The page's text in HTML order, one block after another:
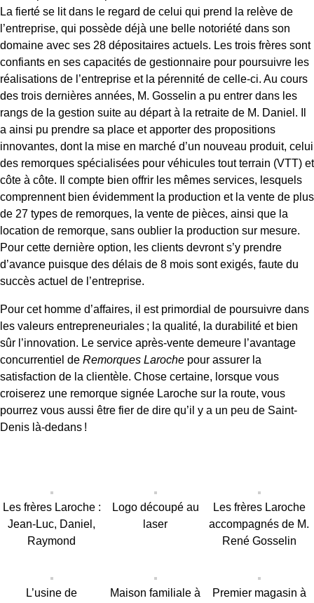
La fierté se lit dans le regard de celui qui prend la relève de
l’entreprise, qui possède déjà une belle notoriété dans son
domaine avec ses 28 dépositaires actuels. Les trois frères sont
confiants en ses capacités de gestionnaire pour poursuivre les
réalisations de l’entreprise et la pérennité de celle-ci. Au cours
des trois dernières années, M. Gosselin a pu entrer dans les
rangs de la gestion suite au départ à la retraite de M. Daniel. Il
a ainsi pu prendre sa place et apporter des propositions
innovantes, dont la mise en marché d’un nouveau produit, celui
des remorques spécialisées pour véhicules tout terrain (VTT) et
côte à côte. Il compte bien offrir les mêmes services, lesquels
comprennent bien évidemment la production et la vente de plus
de 27 types de remorques, la vente de pièces, ainsi que la
location de remorque, sans oublier la production sur mesure.
Pour cette dernière option, les clients devront s’y prendre
d’avance puisque des délais de 8 mois sont exigés, faute du
succès actuel de l’entreprise.
Pour cet homme d’affaires, il est primordial de poursuivre dans
les valeurs entrepreneuriales ; la qualité, la durabilité et bien
sûr l’innovation. Le service après-vente demeure l’avantage
concurrentiel de Remorques Laroche pour assurer la
satisfaction de la clientèle. Chose certaine, lorsque vous
croiserez une remorque signée Laroche sur la route, vous
pourrez vous aussi être fier de dire qu’il y a un peu de Saint-
Denis là-dedans !
Les frères Laroche :
Jean-Luc, Daniel,
Raymond
Logo découpé au
laser
Les frères Laroche
accompagnés de M.
René Gosselin
L’usine de Maison familiale à Premier magasin à